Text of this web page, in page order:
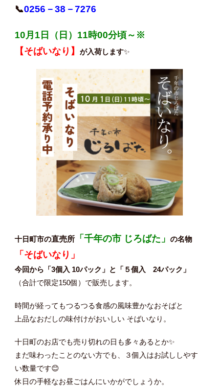
📞0256－38－7276
10月1日（日）11時00分頃～※
【そばいなり】
が入荷します✨
十日町市の直売所 「千年の市 じろばた」 の名物
「そばいなり」
今回から「3個入 10パック」と「５個入 24パック」
（合計で限定150個）で販売します。
時間が経ってもつるつる食感の風味豊かなおそばと
上品なおだしの味付けがおいしい そばいなり。
十日町のお店でも売り切れの日も多々あるとか✨
まだ味わったことのない方でも、３個入はお試ししやす
い数量です😊
休日の手軽なお昼ごはんにいかがでしょうか。